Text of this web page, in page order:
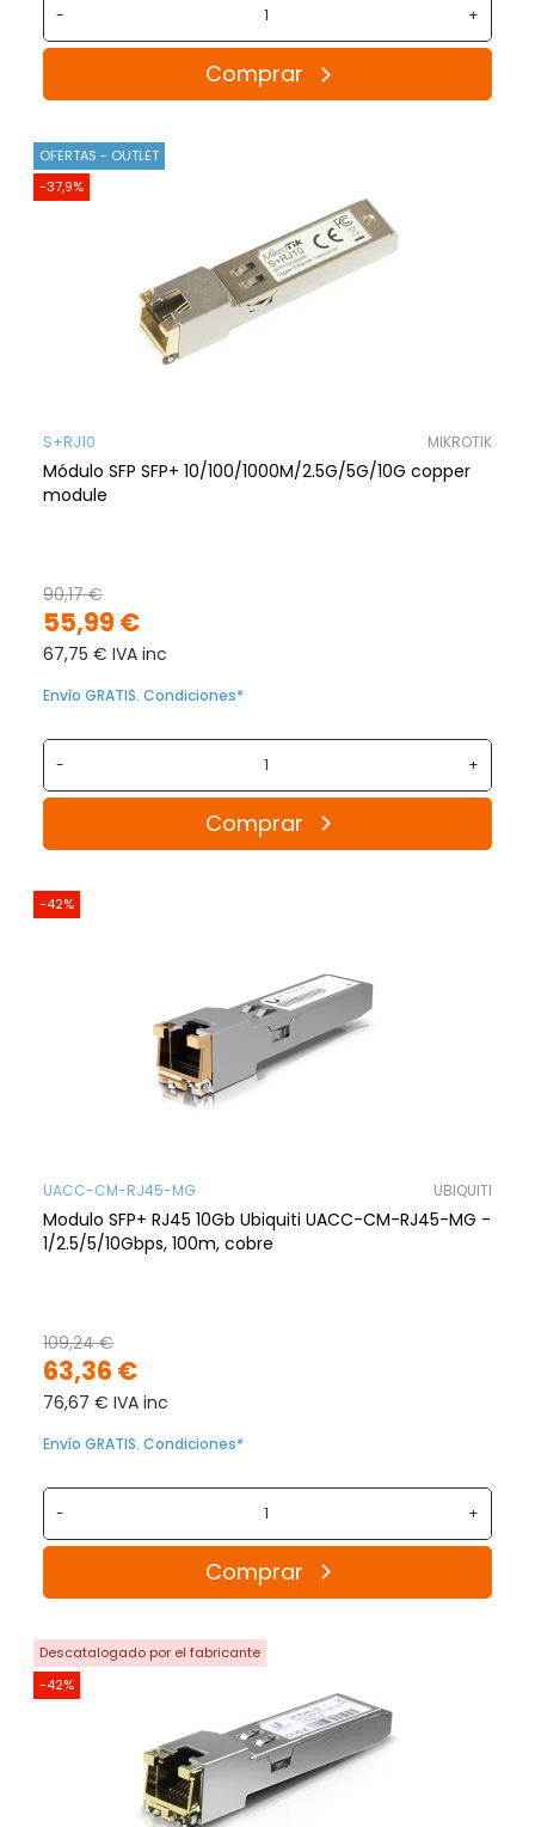
- +
Comprar
OFERTAS - OUTLET
-37,9%
S+RJ10 MIKROTIK
Módulo SFP SFP+ 10/100/1000M/2.5G/5G/10G copper
module
55,99 €
90,17 €
67,75 € IVA inc
Envío GRATIS. Condiciones*
- +
Comprar
-42%
UACC-CM-RJ45-MG UBIQUITI
Modulo SFP+ RJ45 10Gb Ubiquiti UACC-CM-RJ45-MG -
1/2.5/5/10Gbps, 100m, cobre
63,36 €
109,24 €
76,67 € IVA inc
Envío GRATIS. Condiciones*
- +
Comprar
Descatalogado por el fabricante
-42%